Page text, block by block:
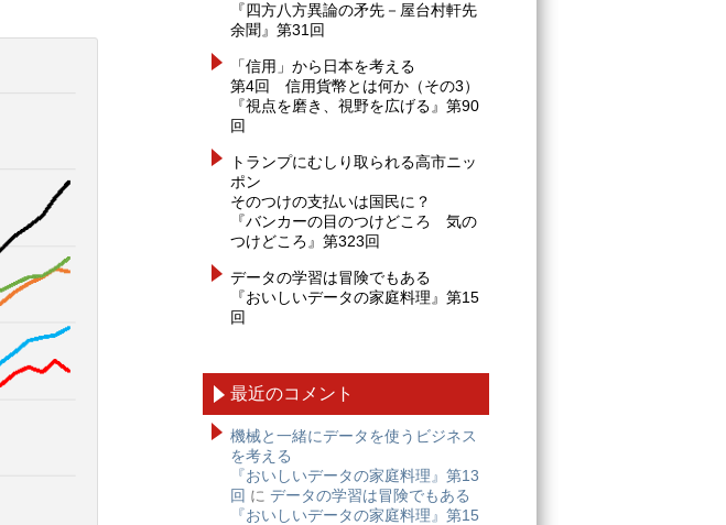
『四方八方異論の矛先－屋台村軒先
余聞』第31回
「信用」から日本を考える
第4回 信用貨幣とは何か（その3）
『視点を磨き、視野を広げる』第90
回
トランプにむしり取られる高市ニッ
ポン
そのつけの支払いは国民に？
『バンカーの目のつけどころ 気の
つけどころ』第323回
データの学習は冒険でもある
『おいしいデータの家庭料理』第15
回
最近のコメント
機械と一緒にデータを使うビジネス
を考える
『おいしいデータの家庭料理』第13
回 に データの学習は冒険でもある
『おいしいデータの家庭料理』第15